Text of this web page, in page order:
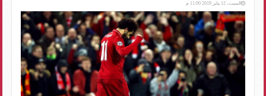
السبت، 12 يناير 2019 11:00 م